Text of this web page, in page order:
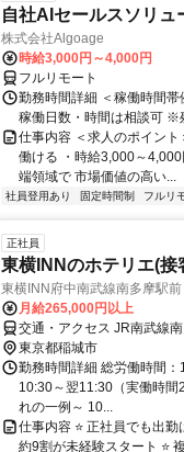
自社AIセールスソリュ
株式会社Algoage
時給3,000円～4,000円
フルリモート
勤務時間詳細 ＜稼働時間
稼働日数・時間は相談可 ※
仕事内容 ＜求人のポイン
働ける ・時給3,000～
端領域で 市場価値の高い...
社員登用あり 固定時間制 フルリ
正社員
東横INNのホテリエ(接
東横INN府中南武線南多摩駅前
月給265,000円以上
交通・アクセス JR南武線
東京都稲城市
勤務時間詳細 総労働時間
10:30～翌11:30（実働時
れの一例～ 10...
仕事内容 ⭐ 正社員でも出勤
約9割が未経験スタート